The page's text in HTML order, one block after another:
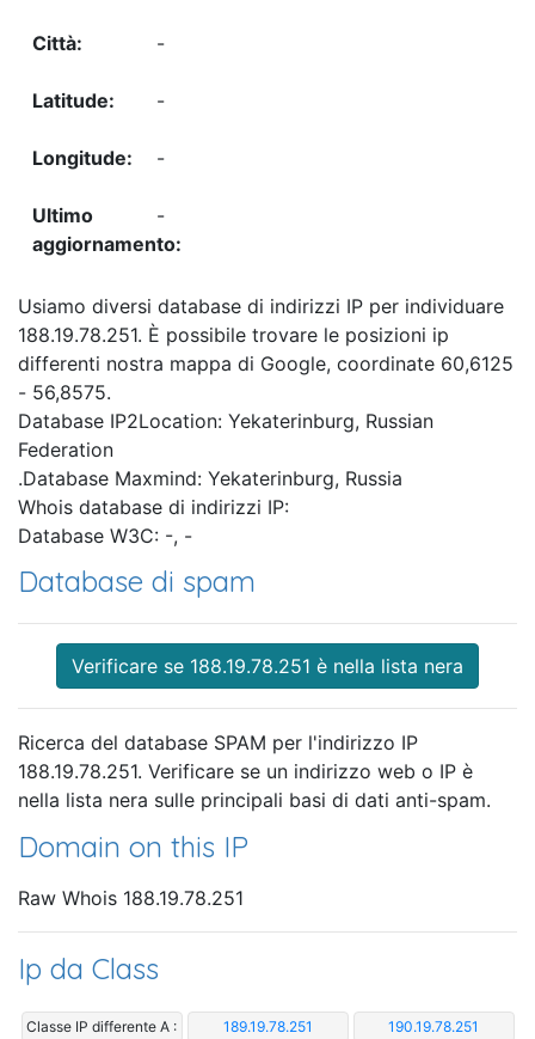
-
-
-
-
Usiamo diversi database di indirizzi IP per individuare
188.19.78.251. È possibile trovare le posizioni ip
differenti nostra mappa di Google, coordinate 60,6125
- 56,8575.
Database IP2Location: Yekaterinburg, Russian
Federation
.Database Maxmind: Yekaterinburg, Russia
Whois database di indirizzi IP:
Database W3C: -, -
Database di spam
Verificare se 188.19.78.251 è nella lista nera
Ricerca del database SPAM per l'indirizzo IP
188.19.78.251. Verificare se un indirizzo web o IP è
nella lista nera sulle principali basi di dati anti-spam.
Domain on this IP
Raw Whois 188.19.78.251
Ip da Class
Classe IP differente A : 189.19.78.251 190.19.78.251